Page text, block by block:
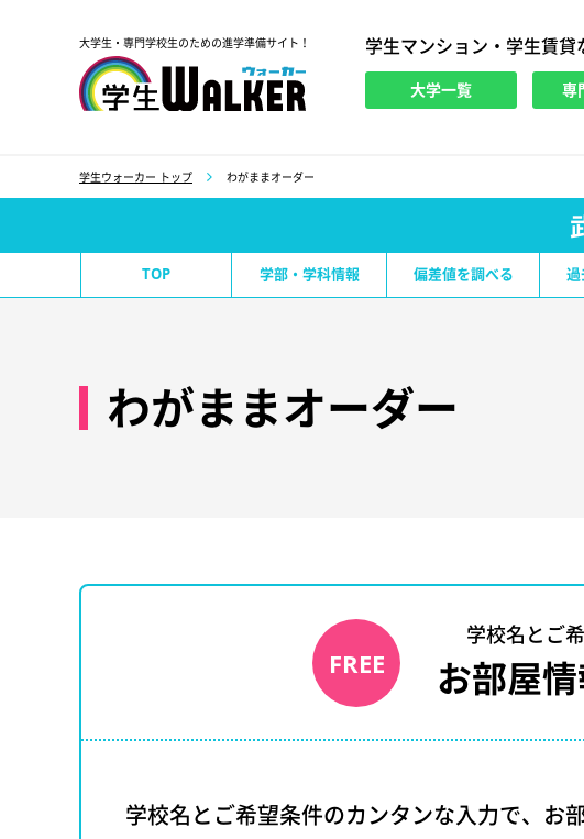
大学生・専門学校生のための進学準備サイト！ 学生マンション・学生賃
大学一覧 専
学生ウォーカー トップ わがままオーダー
TOP 学部・学科情報 偏差値を調べる 過
わがままオーダー
FREE
学校名とご
お部屋
学校名とご希望条件のカンタンな入力で、お